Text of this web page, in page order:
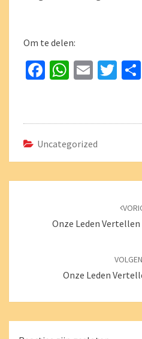
Om te delen:
Fa
o
o
k
W
sA
p
p
E
l
T
er
Uncategorized
Onze Leden Vertellen
Onze Leden